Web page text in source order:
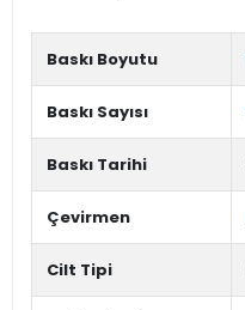
Baskı Boyutu
Baskı Sayısı
Baskı Tarihi
Çevirmen
Cilt Tipi